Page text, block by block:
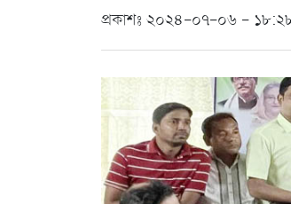
প্রকাশঃ ২০২৪-০৭-০৬ -